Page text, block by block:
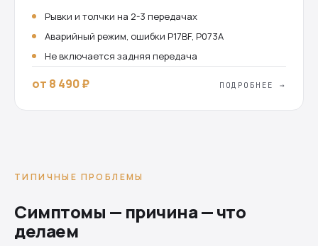
Рывки и толчки на 2-3 передачах
Аварийный режим, ошибки P17BF, P073A
Не включается задняя передача
от 8 490 ₽ ПОДРОБНЕЕ →
ТИПИЧНЫЕ ПРОБЛЕМЫ
Симптомы — причина — что
делаем